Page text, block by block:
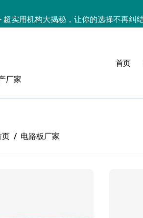
超实用机构大揭秘，让你的选择不再纠
路板哪个公司经验丰富 | 专业制造首选 |
哪个机构好？专业评测助你选对优质机
板推荐：专业品质，值得信赖 | HDI盲
揭秘靠谱之选，优质HDI盲埋孔板推荐
厂家
首页
页 电路板厂家